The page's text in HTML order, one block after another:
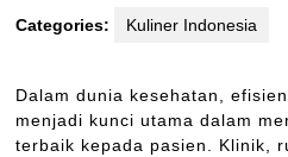
Categories: Kuliner Indonesia
Dalam dunia kesehatan,
menjadi kunci utama dalam
terbaik kepada pasien. Klinik,